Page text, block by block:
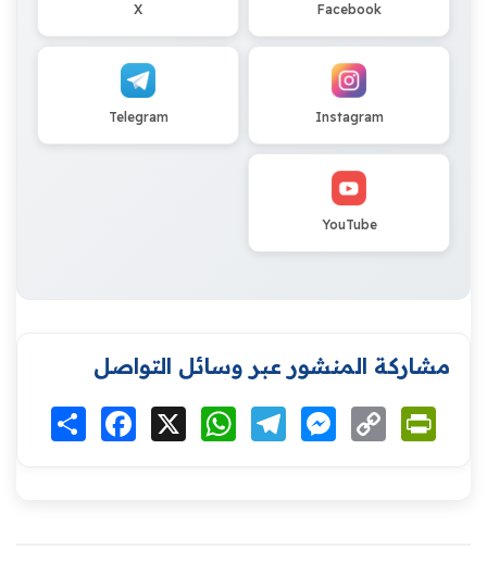
Facebook
X
Instagram
Telegram
YouTube
مشاركة المنشور عبر وسائل التواصل
انشر Facebook WhatsAppTelegramMessenger
Copy
Link